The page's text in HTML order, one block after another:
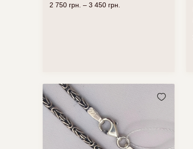
2 750 грн. – 3 450 грн.